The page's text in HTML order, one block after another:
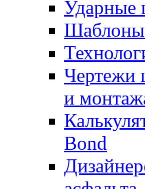
Ударные
Шаблоны
Чертежи
и
Bond